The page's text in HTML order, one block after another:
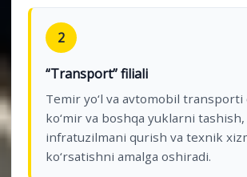
2
“Transport” filiali
Temir yo‘l va avtomobil transporti
ko‘mir va boshqa yuklarni tashish,
infratuzilmani qurish va texnik
ko‘rsatishni amalga oshiradi.